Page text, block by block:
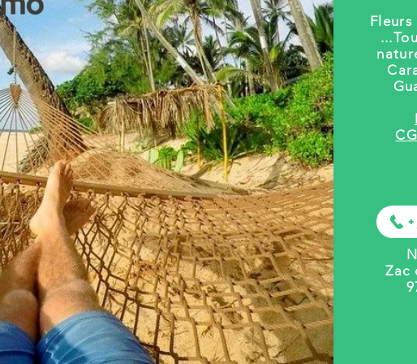
Fleurs
...
Zac